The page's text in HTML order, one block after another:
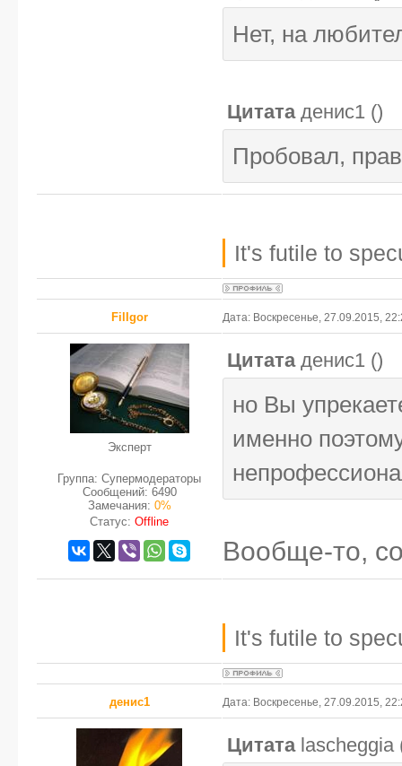
Нет, на
Цитата денис1 ()
Пробовал,
It's futile to
FilIgor Дата: Воскресенье, 27.09.2015,
Эксперт
Группа: Супермодераторы
Сообщений: 6490
Замечания: 0%
Статус: Offline
Цитата денис1 ()
но Вы
именно
Вообще-то,
It's futile to
денис1 Дата: Воскресенье, 27.09.2015,
Цитата lascheggia